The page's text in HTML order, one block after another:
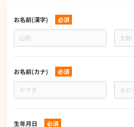
お名前(漢字)
必須
お
前
(漢
お名前(カナ)
必須
お
前
(カ
生年月日
必須